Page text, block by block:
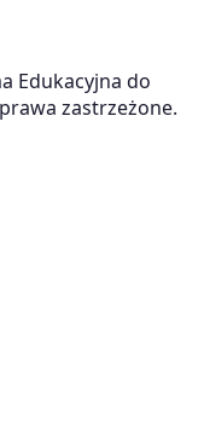
Edukacyjna do
zastrzeżone.